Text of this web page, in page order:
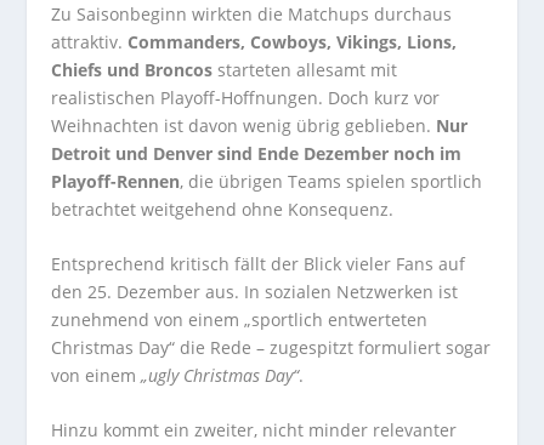
Zu Saisonbeginn wirkten die Matchups durchaus
attraktiv. Commanders, Cowboys, Vikings, Lions,
Chiefs und Broncos starteten allesamt mit
realistischen Playoff-Hoffnungen. Doch kurz vor
Weihnachten ist davon wenig übrig geblieben. Nur
Detroit und Denver sind Ende Dezember noch im
Playoff-Rennen, die übrigen Teams spielen sportlich
betrachtet weitgehend ohne Konsequenz.
Entsprechend kritisch fällt der Blick vieler Fans auf
den 25. Dezember aus. In sozialen Netzwerken ist
zunehmend von einem „sportlich entwerteten
Christmas Day“ die Rede – zugespitzt formuliert sogar
von einem„ugly Christmas Day“.
Hinzu kommt ein zweiter, nicht minder relevanter